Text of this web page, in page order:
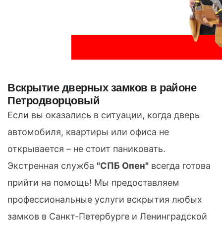
Вскрытие дверных замков в районе
Петродворцовый
Если вы оказались в ситуации, когда дверь
автомобиля, квартиры или офиса не
открывается – не стоит паниковать.
Экстренная служба "СПБ Опен" всегда готова
прийти на помощь! Мы предоставляем
профессиональные услуги вскрытия любых
замков в Санкт-Петербурге и Ленинградской